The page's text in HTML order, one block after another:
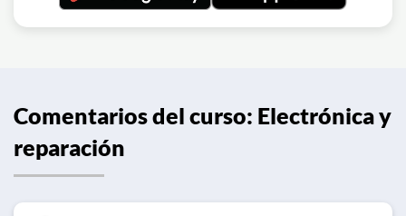
Comentarios del curso: Electrónica y
reparación